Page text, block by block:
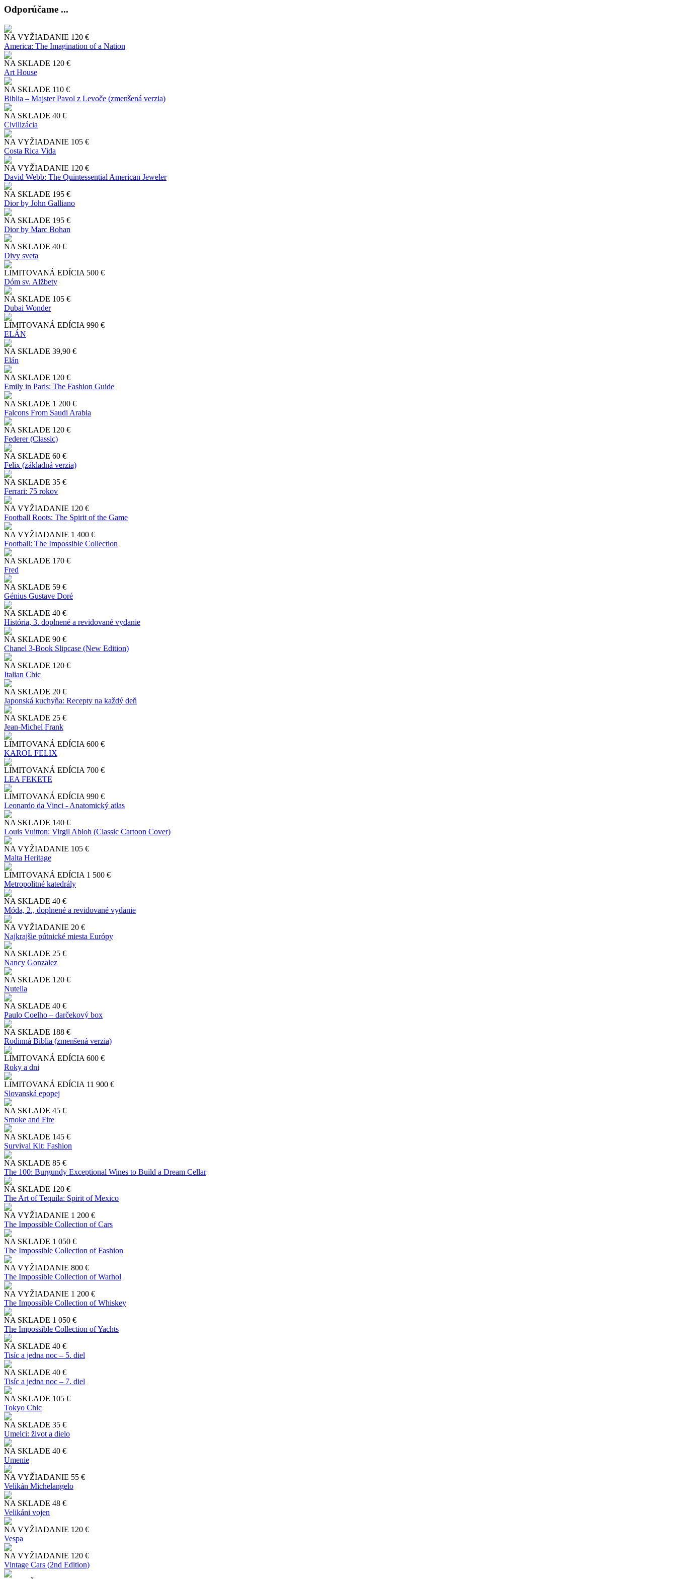
Odporúčame ...
NA VYŽIADANIE 120 €
America: The Imagination of a Nation
NA SKLADE 120 €
Art House
NA SKLADE 110 €
Biblia – Majster Pavol z Levoče (zmenšená verzia)
NA SKLADE 40 €
Civilizácia
NA VYŽIADANIE 105 €
Costa Rica Vida
NA VYŽIADANIE 120 €
David Webb: The Quintessential American Jeweler
NA SKLADE 195 €
Dior by John Galliano
NA SKLADE 195 €
Dior by Marc Bohan
NA SKLADE 40 €
Divy sveta
LIMITOVANÁ EDÍCIA 500 €
Dóm sv. Alžbety
NA SKLADE 105 €
Dubai Wonder
LIMITOVANÁ EDÍCIA 990 €
ELÁN
NA SKLADE 39,90 €
Elán
NA SKLADE 120 €
Emily in Paris: The Fashion Guide
NA SKLADE 1 200 €
Falcons From Saudi Arabia
NA SKLADE 120 €
Federer (Classic)
NA SKLADE 60 €
Felix (základná verzia)
NA SKLADE 35 €
Ferrari: 75 rokov
NA VYŽIADANIE 120 €
Football Roots: The Spirit of the Game
NA VYŽIADANIE 1 400 €
Football: The Impossible Collection
NA SKLADE 170 €
Fred
NA SKLADE 59 €
Génius Gustave Doré
NA SKLADE 40 €
História, 3. doplnené a revidované vydanie
NA SKLADE 90 €
Chanel 3-Book Slipcase (New Edition)
NA SKLADE 120 €
Italian Chic
NA SKLADE 20 €
Japonská kuchyňa: Recepty na každý deň
NA SKLADE 25 €
Jean-Michel Frank
LIMITOVANÁ EDÍCIA 600 €
KAROL FELIX
LIMITOVANÁ EDÍCIA 700 €
LEA FEKETE
LIMITOVANÁ EDÍCIA 990 €
Leonardo da Vinci - Anatomický atlas
NA SKLADE 140 €
Louis Vuitton: Virgil Abloh (Classic Cartoon Cover)
NA VYŽIADANIE 105 €
Malta Heritage
LIMITOVANÁ EDÍCIA 1 500 €
Metropolitné katedrály
NA SKLADE 40 €
Móda, 2., doplnené a revidované vydanie
NA VYŽIADANIE 20 €
Najkrajšie pútnické miesta Európy
NA SKLADE 25 €
Nancy Gonzalez
NA SKLADE 120 €
Nutella
NA SKLADE 40 €
Paulo Coelho – darčekový box
NA SKLADE 188 €
Rodinná Biblia (zmenšená verzia)
LIMITOVANÁ EDÍCIA 600 €
Roky a dni
LIMITOVANÁ EDÍCIA 11 900 €
Slo​vanská epopej
NA SKLADE 45 €
Smoke and Fire
NA SKLADE 145 €
Survival Kit: Fashion
NA SKLADE 85 €
The 100: Burgundy Exceptional Wines to Build a Dream Cellar
NA SKLADE 120 €
The Art of Tequila: Spirit of Mexico
NA VYŽIADANIE 1 200 €
The Impossible Collection of Cars
NA SKLADE 1 050 €
The Impossible Collection of Fashion
NA VYŽIADANIE 800 €
The Impossible Collection of Warhol
NA VYŽIADANIE 1 200 €
The Impossible Collection of Whiskey
NA SKLADE 1 050 €
The Impossible Collection of Yachts
NA SKLADE 40 €
Tisíc a jedna noc – 5. diel
NA SKLADE 40 €
Tisíc a jedna noc – 7. diel
NA SKLADE 105 €
Tokyo Chic
NA SKLADE 35 €
Umelci: život a dielo
NA SKLADE 40 €
Umenie
NA VYŽIADANIE 55 €
Velikán Michelangelo
NA SKLADE 48 €
Velikáni vojen
NA VYŽIADANIE 120 €
Vespa
NA VYŽIADANIE 120 €
Vintage Cars (2nd Edition)